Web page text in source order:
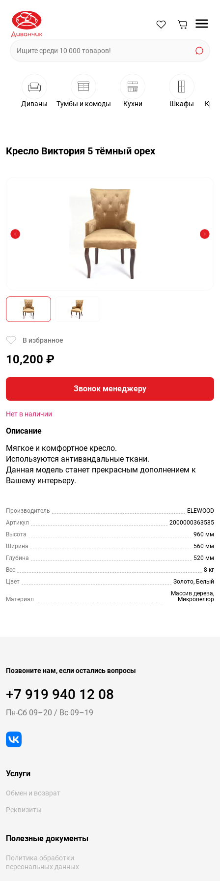
Диваны Тумбы и комоды Кухни Шкафы
Кресло Виктория 5 тёмный орех
В избранное
10,200 ₽
Звонок менеджеру
Нет в наличии
Описание
Мягкое и комфортное кресло.
Используются антивандальные ткани.
Данная модель станет прекрасным дополнением к
Вашему интерьеру.
Производитель
ELEWOOD
Артикул
2000000363585
Высота
960 мм
Ширина
560 мм
Глубина
520 мм
Вес
8 кг
Цвет
Золото, Белый
Материал
Массив дерева,
Микровелюр
Услуги
Обмен и возврат
Реквизиты
Полезные документы
Политика обработки
персональных данных
Позвоните нам, если остались вопросы
+7 919 940 12 08
Пн-Cб 09–20 / Вс 09–19